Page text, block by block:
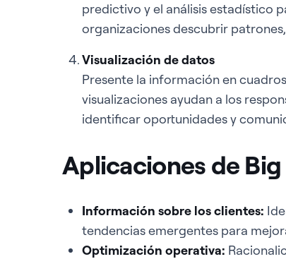
predictivo y el análisis estadístico
organizaciones descubrir
Visualización de datos
Presente la información en
visualizaciones ayudan a los
identificar oportunidades y
Aplicaciones de
Información sobre los clientes:
tendencias emergentes para
Optimización operativa: